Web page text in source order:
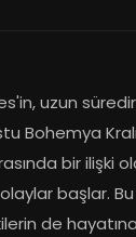
uzun
Bohemya
bir ilişki
başlar. Bu
de